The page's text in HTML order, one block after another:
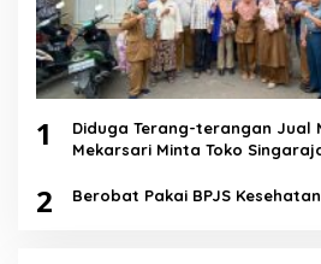
1
Diduga Terang-terangan Jual
Mekarsari Minta Toko
2 Berobat Pakai BPJS